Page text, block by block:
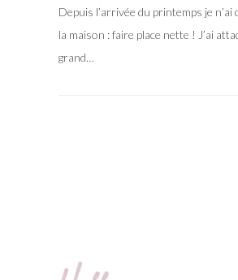
Depuis l’arrivée du printemps je n’ai
la maison : faire place nette ! J’ai
grand…